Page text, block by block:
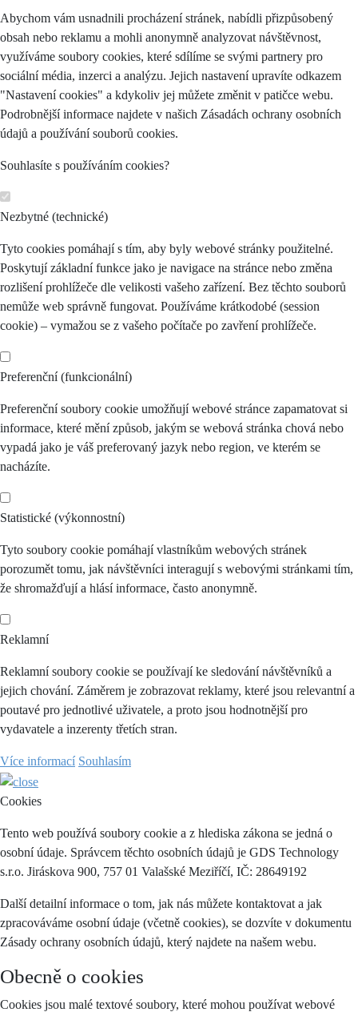
Abychom vám usnadnili procházení stránek, nabídli přizpůsobený
obsah nebo reklamu a mohli anonymně analyzovat návštěvnost,
využíváme soubory cookies, které sdílíme se svými partnery pro
sociální média, inzerci a analýzu. Jejich nastavení upravíte odkazem
"Nastavení cookies" a kdykoliv jej můžete změnit v patičce webu.
Podrobnější informace najdete v našich Zásadách ochrany osobních
údajů a používání souborů cookies.
Souhlasíte s používáním cookies?
Nezbytné (technické)
Tyto cookies pomáhají s tím, aby byly webové stránky použitelné.
Poskytují základní funkce jako je navigace na stránce nebo změna
rozlišení prohlížeče dle velikosti vašeho zařízení. Bez těchto souborů
nemůže web správně fungovat. Používáme krátkodobé (session
cookie) – vymažou se z vašeho počítače po zavření prohlížeče.
Preferenční (funkcionální)
Preferenční soubory cookie umožňují webové stránce zapamatovat si
informace, které mění způsob, jakým se webová stránka chová nebo
vypadá jako je váš preferovaný jazyk nebo region, ve kterém se
nacházíte.
Statistické (výkonnostní)
Tyto soubory cookie pomáhají vlastníkům webových stránek
porozumět tomu, jak návštěvníci interagují s webovými stránkami tím,
že shromažďují a hlásí informace, často anonymně.
Reklamní
Reklamní soubory cookie se používají ke sledování návštěvníků a
jejich chování. Záměrem je zobrazovat reklamy, které jsou relevantní a
poutavé pro jednotlivé uživatele, a proto jsou hodnotnější pro
vydavatele a inzerenty třetích stran.
Více informací Souhlasím
Cookies
Tento web používá soubory cookie a z hlediska zákona se jedná o
osobní údaje. Správcem těchto osobních údajů je GDS Technology
s.r.o. Jiráskova 900, 757 01 Valašské Meziříčí, IČ: 28649192
Další detailní informace o tom, jak nás můžete kontaktovat a jak
zpracováváme osobní údaje (včetně cookies), se dozvíte v dokumentu
Zásady ochrany osobních údajů, který najdete na našem webu.
Obecně o cookies
Cookies jsou malé textové soubory, které mohou používat webové